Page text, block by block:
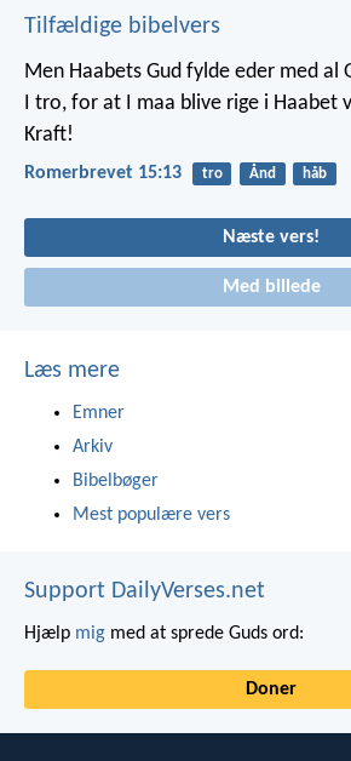
Tilfældige bibelvers
Men Haabets Gud fylde eder med al
I tro, for at I maa blive rige i Haabet
Kraft!
Romerbrevet 15:13 tro Ånd håb
Næste vers!
Med billede
Læs mere
Emner
Arkiv
Bibelbøger
Mest populære vers
Support DailyVerses.net
Hjælp mig med at sprede Guds ord:
Doner